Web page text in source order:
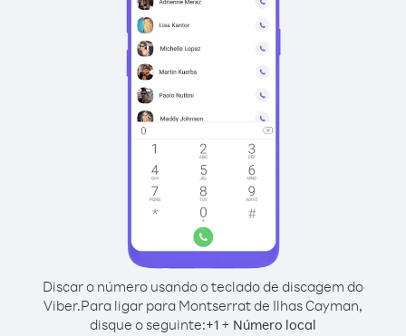
Discar o número usando o teclado de discagem do
Viber.Para ligar para Montserrat de Ilhas Cayman,
disque o seguinte:+1 + Número local